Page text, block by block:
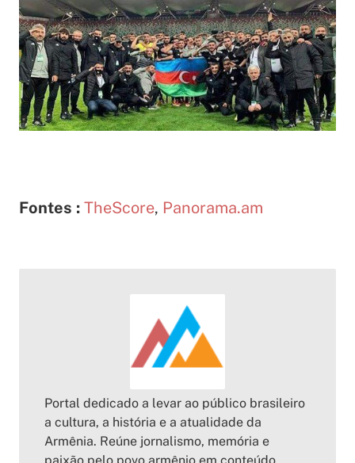
Fontes : TheScore, Panorama.am
Portal dedicado a levar ao público brasileiro
a cultura, a história e a atualidade da
Armênia. Reúne jornalismo, memória e